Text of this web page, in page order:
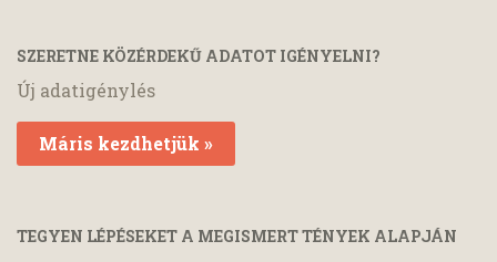
SZERETNE KÖZÉRDEKŰ ADATOT IGÉNYELNI?
Új adatigénylés
Máris kezdhetjük »
TEGYEN LÉPÉSEKET A MEGISMERT TÉNYEK ALAPJÁN